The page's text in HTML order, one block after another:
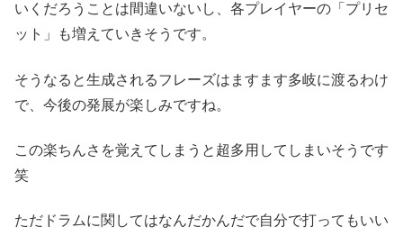
いくだろうことは間違いないし、各プレイヤーの「プリセ
ット」も増えていきそうです。
そうなると生成されるフレーズはますます多岐に渡るわけ
で、今後の発展が楽しみですね。
この楽ちんさを覚えてしまうと超多用してしまいそうです
笑
ただドラムに関してはなんだかんだで自分で打ってもいい